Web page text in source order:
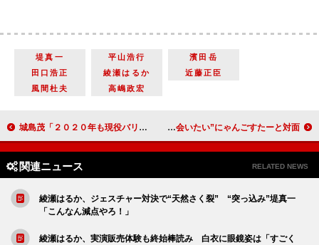
堤真一 平山浩行
濱田岳
田口浩正
綾瀬はるか
近藤正臣
風間杜夫
高嶋政宏
城島茂「２０２０年も現役バリバリアイドルで」 東京オリンピックは「メンバー一同、燃えています」 中島裕翔「まじですげえ。超かわいい」と大興奮 “今一番会いたい”にゃんごすたーと対面
関連ニュース RELATED NEWS
綾瀬はるか、ジェスチャー対決で“天然さく裂” “突っ込み”堤真一
「こんなん減点やろ！」
綾瀬はるか、実演販売体験も終始棒読み 白衣に眼鏡姿は「すごく